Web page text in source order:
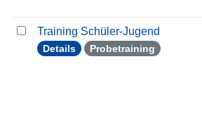
Training Schüler-Jugend
Details Probetraining